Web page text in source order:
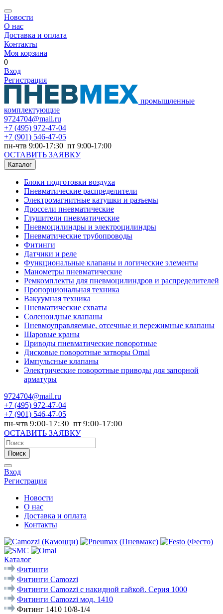
Новости
О нас
Доставка и оплата
Контакты
Моя корзина
0
Вход
Регистрация
промышленные
комплектующие
9724704@mail.ru
+7 (495) 972-47-04
+7 (901) 546-47-05
пн-чтв 9:00-17:30 пт 9:00-17:00
ОСТАВИТЬ ЗАЯВКУ
Каталог
Блоки подготовки воздуха
Пневматические распределители
Электромагнитные катушки и разъемы
Дроссели пневматические
Глушители пневматические
Пневмоцилиндры и электроцилиндры
Пневматические трубопроводы
Фитинги
Датчики и реле
Функциональные клапаны и логические элементы
Манометры пневматические
Ремкомплекты для пневмоцилиндров и распределителей
Пропорциональная техника
Вакуумная техника
Пневматические схваты
Соленоидные клапаны
Пневмоуправляемые, отсечные и пережимные клапаны
Шаровые краны
Приводы пневматические поворотные
Дисковые поворотные затворы Omal
Импульсные клапаны
Электрические поворотные приводы для запорной
арматуры
9724704@mail.ru
+7 (495) 972-47-04
+7 (901) 546-47-05
пн-чтв 9:00-17:30 пт 9:00-17:00
ОСТАВИТЬ ЗАЯВКУ
Поиск
Вход
Регистрация
Новости
О нас
Доставка и оплата
Контакты
Каталог
Фитинги
Фитинги Camozzi
Фитинги Camozzi с накидной гайкой. Серия 1000
Фитинги Camozzi мод. 1410
Фитинг 1410 10/8-1/4